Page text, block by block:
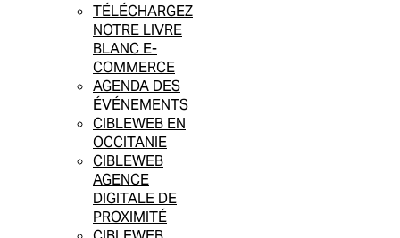
TÉLÉCHARGEZ
NOTRE LIVRE
BLANC E-
COMMERCE
AGENDA DES
ÉVÉNEMENTS
CIBLEWEB EN
OCCITANIE
CIBLEWEB
AGENCE
DIGITALE DE
PROXIMITÉ